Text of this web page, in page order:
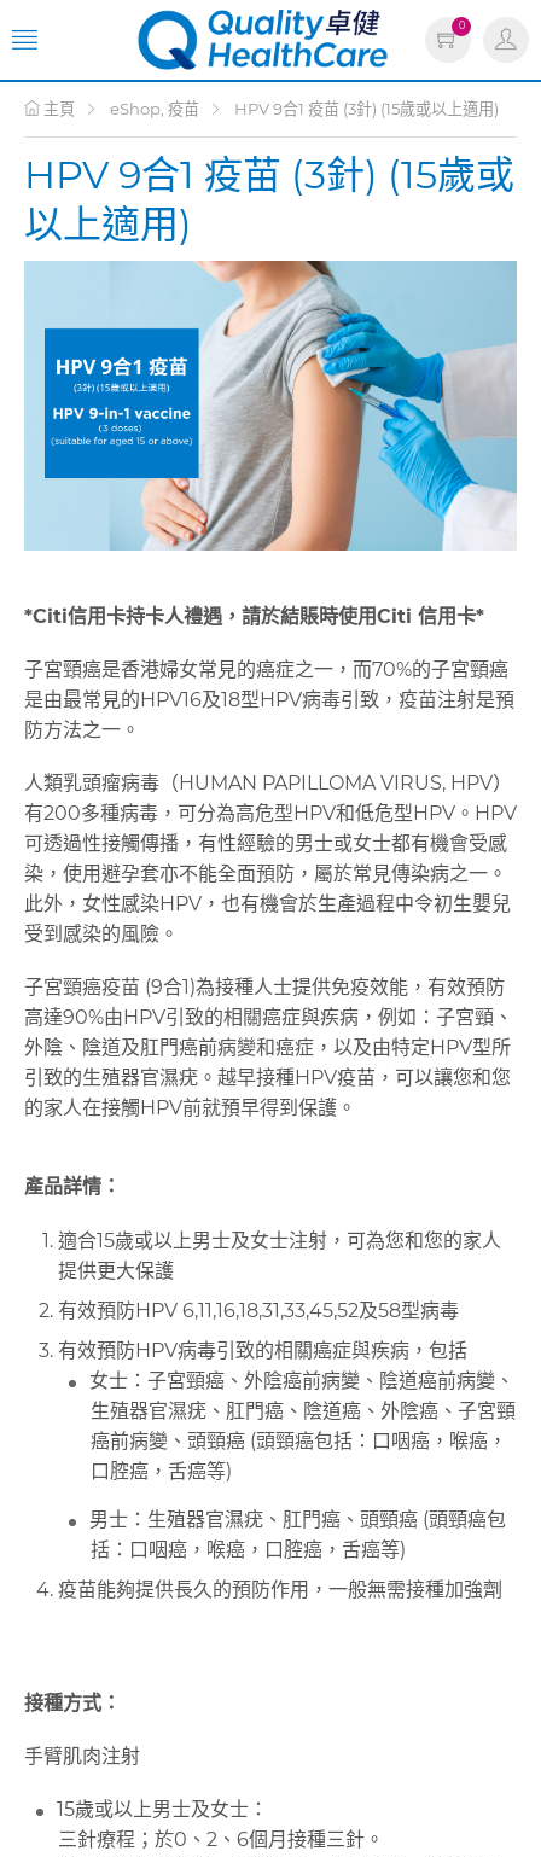
0
主頁 eShop, 疫苗 HPV 9合1 疫苗 (3針) (15歲或以上適用)
HPV 9合1 疫苗 (3針) (15歲或
以上適用)
*Citi信用卡持卡人禮遇，請於結賬時使用Citi 信用卡*
子宮頸癌是香港婦女常見的癌症之一，而70%的子宮頸癌
是由最常見的HPV16及18型HPV病毒引致，疫苗注射是預
防方法之一。
人類乳頭瘤病毒（HUMAN PAPILLOMA VIRUS, HPV）
有200多種病毒，可分為高危型HPV和低危型HPV。HPV
可透過性接觸傳播，有性經驗的男士或女士都有機會受感
染，使用避孕套亦不能全面預防，屬於常見傳染病之一。
此外，女性感染HPV，也有機會於生產過程中令初生嬰兒
受到感染的風險。
子宮頸癌疫苗 (9合1)為接種人士提供免疫效能，有效預防
高達90%由HPV引致的相關癌症與疾病，例如：子宮頸、
外陰、陰道及肛門癌前病變和癌症，以及由特定HPV型所
引致的生殖器官濕疣。越早接種HPV疫苗，可以讓您和您
的家人在接觸HPV前就預早得到保護。
產品詳情：
適合15歲或以上男士及女士注射，可為您和您的家人
提供更大保護
有效預防HPV 6,11,16,18,31,33,45,52及58型病毒
有效預防HPV病毒引致的相關癌症與疾病，包括
女士：子宮頸癌、外陰癌前病變、陰道癌前病變、
生殖器官濕疣、肛門癌、陰道癌、外陰癌、子宮頸
癌前病變、頭頸癌 (頭頸癌包括：口咽癌，喉癌，
口腔癌，舌癌等)
男士：生殖器官濕疣、肛門癌、頭頸癌 (頭頸癌包
括：口咽癌，喉癌，口腔癌，舌癌等)
疫苗能夠提供長久的預防作用，一般無需接種加強劑
接種方式：
手臂肌肉注射
15歲或以上男士及女士：
三針療程；於0、2、6個月接種三針。